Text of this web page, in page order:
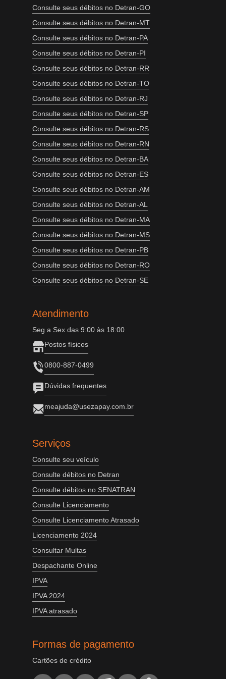
Consulte seus débitos no Detran-GO
Consulte seus débitos no Detran-MT
Consulte seus débitos no Detran-PA
Consulte seus débitos no Detran-PI
Consulte seus débitos no Detran-RR
Consulte seus débitos no Detran-TO
Consulte seus débitos no Detran-RJ
Consulte seus débitos no Detran-SP
Consulte seus débitos no Detran-RS
Consulte seus débitos no Detran-RN
Consulte seus débitos no Detran-BA
Consulte seus débitos no Detran-ES
Consulte seus débitos no Detran-AM
Consulte seus débitos no Detran-AL
Consulte seus débitos no Detran-MA
Consulte seus débitos no Detran-MS
Consulte seus débitos no Detran-PB
Consulte seus débitos no Detran-RO
Consulte seus débitos no Detran-SE
Atendimento
Seg a Sex das 9:00 às 18:00
Postos físicos
0800-887-0499
Dúvidas frequentes
meajuda@usezapay.com.br
Serviços
Consulte seu veículo
Consulte débitos no Detran
Consulte débitos no SENATRAN
Consulte Licenciamento
Consulte Licenciamento Atrasado
Licenciamento 2024
Consultar Multas
Despachante Online
IPVA
IPVA 2024
IPVA atrasado
Formas de pagamento
Cartões de crédito